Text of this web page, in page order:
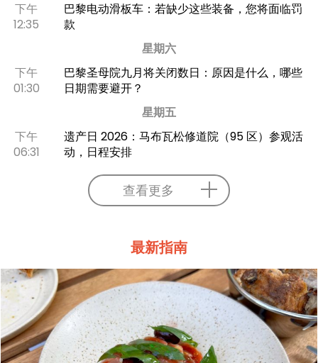
下午
12:35
巴黎电动滑板车：若缺少这些装备，您将面临罚
款
星期六
下午
01:30
巴黎圣母院九月将关闭数日：原因是什么，哪些
日期需要避开？
星期五
下午
06:31
遗产日 2026：马布瓦松修道院（95 区）参观活
动，日程安排
查看更多
最新指南